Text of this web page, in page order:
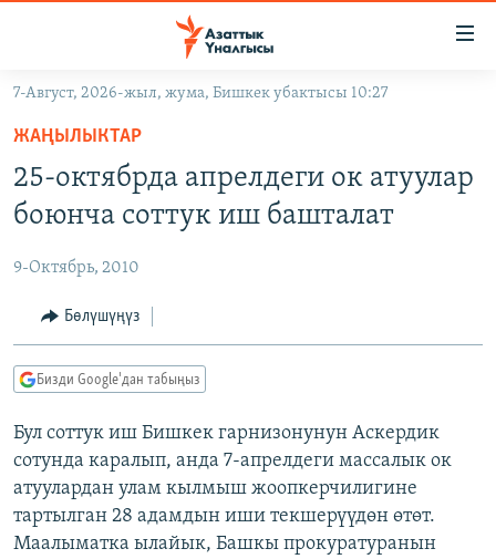
Навигацияга
өтүңүз
салыңыз
КЫРГЫЗСТАН
ЭКОНОМИКА
МАДАНИЯТ
ДҮЙНӨ
БОРБОР АЗИЯ
АТАЙЫН ИЛИКТӨӨ
ТВ ПРОГРАММАЛАР
ЭКСПЕРТТЕР ТАЛДАЙТ
БИЗ ЖАНА ДҮЙНӨ
ДАНИСТЕ
ЭЖЕ-СИҢДИЛЕР
ӨЗГӨЧӨ ПИКИР
Русский
ОНЛАЙН ШЕРИНЕ
7-Август, 2026-жыл, жума, Бишкек убактысы 10:27
ЖАҢЫЛЫКТАР
25-октябрда апрелдеги ок атуулар
боюнча соттук иш башталат
9-Октябрь, 2010
Бөлүшүңүз
Бизди Google'дан табыңыз
Бул соттук иш Бишкек гарнизонунун Аскердик
сотунда каралып, анда 7-апрелдеги массалык ок
атуулардан улам кылмыш жоопкерчилигине
тартылган 28 адамдын иши текшерүүдөн өтөт.
Маалыматка ылайык, Башкы прокуратуранын